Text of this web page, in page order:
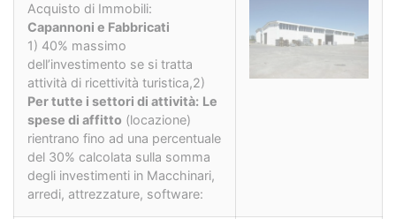
Acquisto di Immobili:
Capannoni e Fabbricati
1) 40% massimo
dell’investimento se si tratta
attività di ricettività turistica,2)
Per tutte i settori di attività: Le
spese di affitto (locazione)
rientrano fino ad una percentuale
del 30% calcolata sulla somma
degli investimenti in Macchinari,
arredi, attrezzature, software: